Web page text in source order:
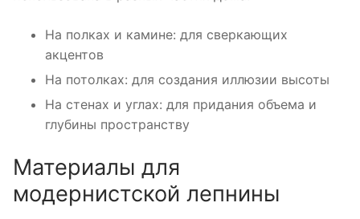
На полках и камине: для сверкающих
акцентов
На потолках: для создания иллюзии высоты
На стенах и углах: для придания объема и
глубины пространству
Материалы для
модернистской лепнины